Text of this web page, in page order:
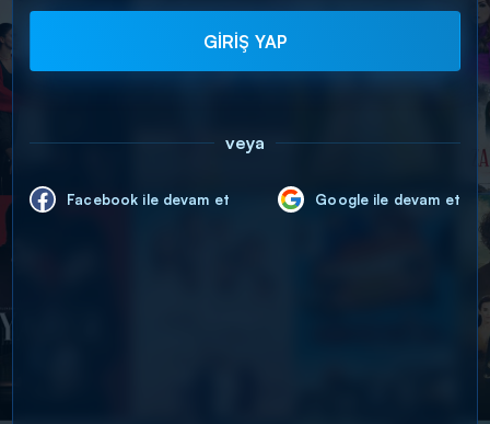
GİRİŞ YAP
veya
Facebook ile devam et Google ile devam et